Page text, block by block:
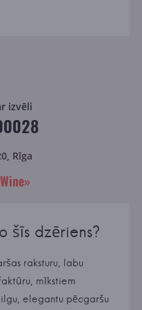
izvēli
Rīga
šīs dzēriens?
raksturu, labu
mīkstiem
elegantu pēcgaršu